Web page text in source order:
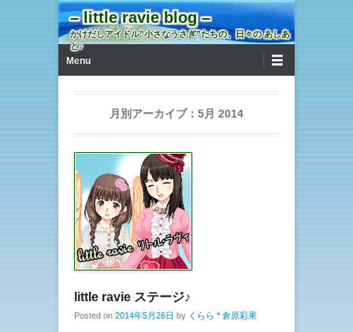
– little ravie blog –
かけだしアイドル”小さなうさぎ”たちの、日々の あしあ
と♪
第1メニュー
コンテンツへ移動
Menu
月別アーカイブ： 5月 2014
little ravie ステージ♪
Posted on 2014年5月26日 by くらら * 倉原彩果